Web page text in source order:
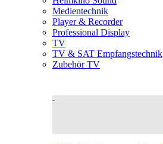
Medientechnik
Player & Recorder
Professional Display
TV
TV & SAT Empfangstechnik
Zubehör TV